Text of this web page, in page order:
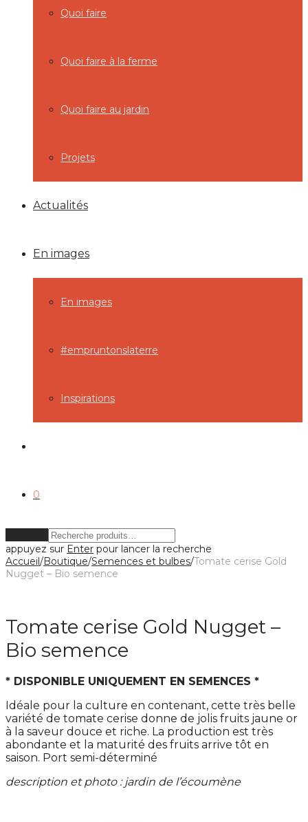
Quoi faire
Quoi faire à la ferme
Quoi faire au jardin
Projets
Actualités
En images
En images
#empruntonslaterre
Inspirations
0
appuyez sur Enter pour lancer la recherche
Accueil/Boutique/Semences et bulbes/Tomate cerise Gold
Nugget – Bio semence
Tomate cerise Gold Nugget –
Bio semence
* DISPONIBLE UNIQUEMENT EN SEMENCES *
Idéale pour la culture en contenant, cette très belle
variété de tomate cerise donne de jolis fruits jaune or
à la saveur douce et riche. La production est très
abondante et la maturité des fruits arrive tôt en
saison. Port semi-déterminé
description et photo : jardin de l’écoumène